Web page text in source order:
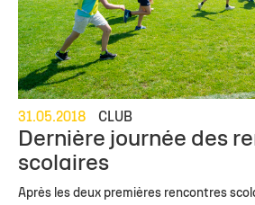
31.05.2018 CLUB
Dernière journée des
scolaires
Après les deux premières rencontres